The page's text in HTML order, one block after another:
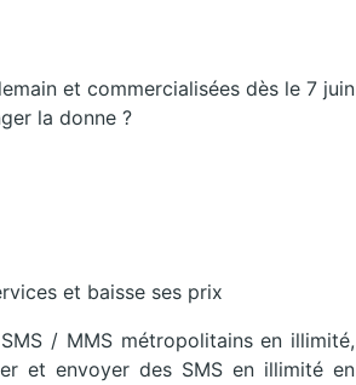
et commercialisées dès le 7 juin
la donne ?
et baisse ses prix
/ MMS métropolitains en illimité,
et envoyer des SMS en illimité en